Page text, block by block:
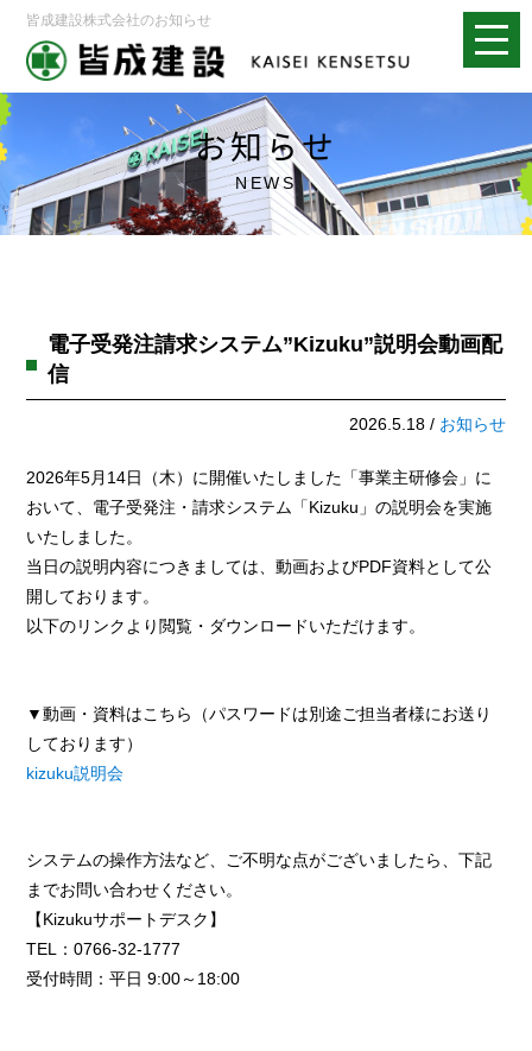
皆成建設株式会社のお知らせ
お知らせ
NEWS
電子受発注請求システム”Kizuku”説明会動画配
信
2026.5.18 / お知らせ
2026年5月14日（木）に開催いたしました「事業主研修会」に
おいて、電子受発注・請求システム「Kizuku」の説明会を実施
いたしました。
当日の説明内容につきましては、動画およびPDF資料として公
開しております。
以下のリンクより閲覧・ダウンロードいただけます。
▼動画・資料はこちら（パスワードは別途ご担当者様にお送り
しております）
kizuku説明会
システムの操作方法など、ご不明な点がございましたら、下記
までお問い合わせください。
【Kizukuサポートデスク】
TEL：0766-32-1777
受付時間：平日 9:00～18:00